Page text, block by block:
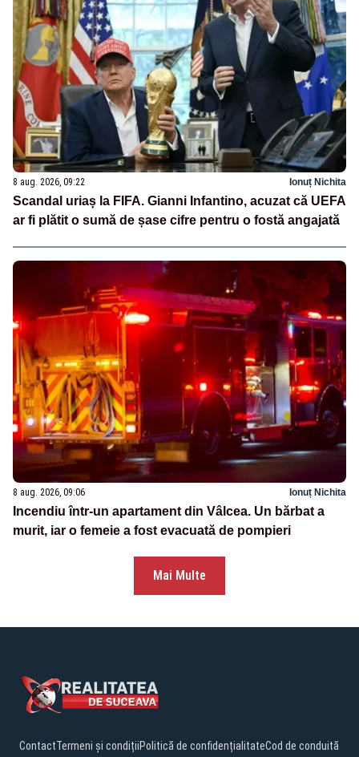
8 aug. 2026, 09:22 Ionuț Nichita
Scandal uriaș la FIFA. Gianni Infantino, acuzat că UEFA
ar fi plătit o sumă de șase cifre pentru o fostă angajată
8 aug. 2026, 09:06 Ionuț Nichita
Incendiu într-un apartament din Vâlcea. Un bărbat a
murit, iar o femeie a fost evacuată de pompieri
Mai Multe
ContactTermeni și condițiiPolitică de confidențialitateCod de conduită